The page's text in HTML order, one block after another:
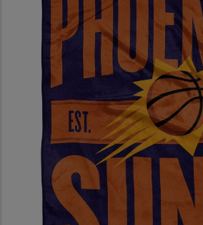
大阪府大阪市中央区西心斎橋1丁目6番14号
TEL:06-4708-3300
JR水道橋駅西口店
営業：土・日・祝日のみ 12:00-18:00
〒101-0061
東京都千代田区神田三崎町２丁目２２−１ 1F